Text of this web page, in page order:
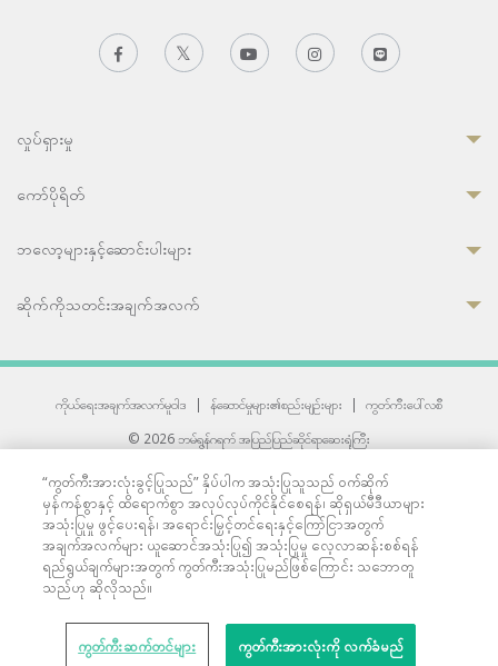
လှုပ်ရှားမှု
ကော်ပိုရိတ်
ဘလော့များနှင့်ဆောင်းပါးများ
ဆိုက်ကိုသတင်းအချက်အလက်
ကိုယ်ရေးအချက်အလက်မူဝါဒ | န်ဆောင်မှုများ၏စည်းမျဉ်းများ |
ကွတ်ကီးပေါ်လစီ
© 2026 ဘမ်ရွန်ဂရက် အပြည်ပြည်ဆိုင်ရာဆေးရုံကြီး
33 Sukhumvit 3, Wattana, Bangkok 10110 Thailand.
All rights reserved.
“ကွတ်ကီးအားလုံးခွင့်ပြုသည်” နှိပ်ပါက အသုံးပြုသူသည် ဝက်ဆိုက်
မှန်ကန်စွာနှင့် ထိရောက်စွာ အလုပ်လုပ်ကိုင်နိုင်စေရန်၊ ဆိုရှယ်မီဒီယာများ
အသုံးပြုမှု ဖွင့်ပေးရန်၊ အရောင်းမြှင့်တင်ရေးနှင့်ကြော်ငြာအတွက်
အချက်အလက်များ ယူဆောင်အသုံးပြု၍ အသုံးပြုမှု လေ့လာဆန်းစစ်ရန်
ရည်ရွယ်ချက်များအတွက် ကွတ်ကီးအသုံးပြုမည်ဖြစ်ကြောင်း သဘောတူ
သည်ဟု ဆိုလိုသည်။
ကွတ်ကီးဆက်တင်များ ကွတ်ကီးအားလုံးကို လက်ခံမည်